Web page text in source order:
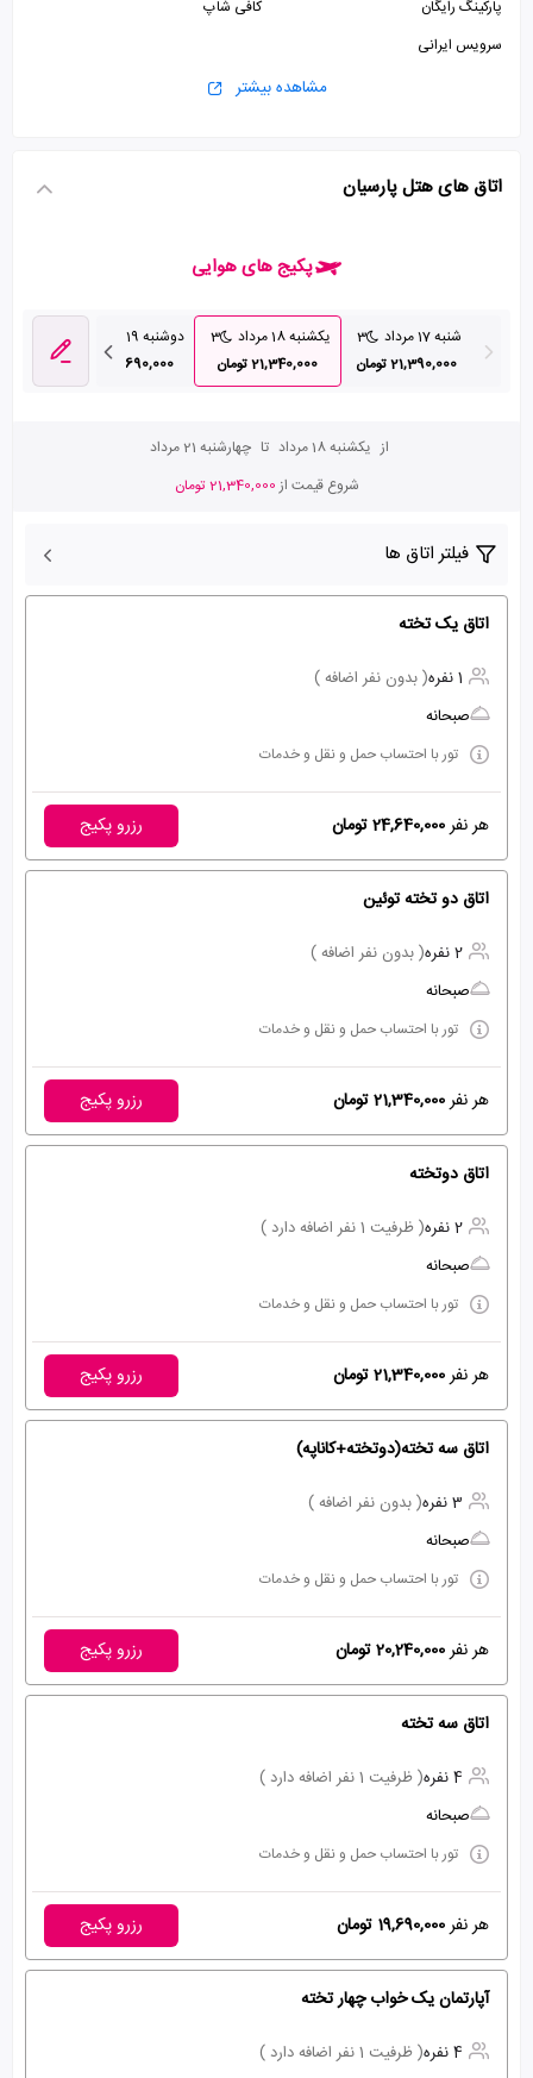
پارکینگ رایگان
کافی شاپ
سرویس ایرانی
مشاهده بیشتر
اتاق های هتل پارسیان
پکیج های هوایی
شنبه 17 مرداد
3
21,390,000 تومان
یکشنبه 18 مرداد
3
21,340,000 تومان
دوشنبه 19 مرداد
3
27,690,000 تومان
از یکشنبه 18 مرداد تا چهارشنبه 21 مرداد
شروع قیمت از21,340,000 تومان
فیلتر اتاق ها
اتاق یک تخته
1 نفره
( بدون نفر اضافه )
صبحانه
تور با احتساب حمل و نقل و خدمات
هر نفر24,640,000 تومان رزرو پکیج
اتاق دو تخته توئین
2 نفره
( بدون نفر اضافه )
صبحانه
تور با احتساب حمل و نقل و خدمات
هر نفر21,340,000 تومان رزرو پکیج
اتاق دوتخته
2 نفره
( ظرفیت 1 نفر اضافه دارد )
صبحانه
تور با احتساب حمل و نقل و خدمات
هر نفر21,340,000 تومان رزرو پکیج
اتاق سه تخته(دوتخته+کاناپه)
3 نفره
( بدون نفر اضافه )
صبحانه
تور با احتساب حمل و نقل و خدمات
هر نفر20,240,000 تومان رزرو پکیج
اتاق سه تخته
4 نفره
( ظرفیت 1 نفر اضافه دارد )
صبحانه
تور با احتساب حمل و نقل و خدمات
هر نفر19,690,000 تومان رزرو پکیج
آپارتمان یک خواب چهار تخته
4 نفره ( ظرفیت 1 نفر اضافه دارد )